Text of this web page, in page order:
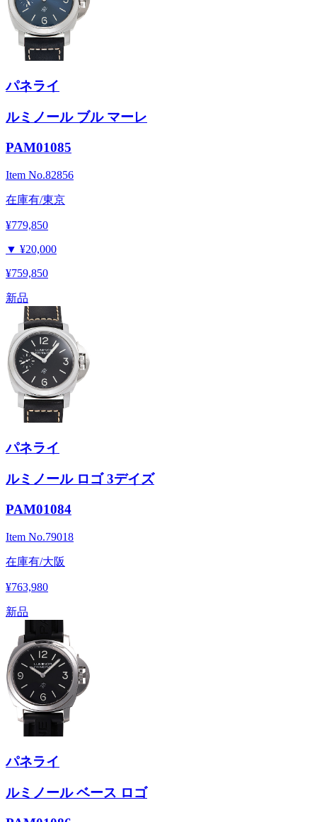
パネライ
ルミノール ブル マーレ
PAM01085
Item No.82856
在庫有/東京
¥779,850
▼ ¥20,000
¥759,850
新品
パネライ
ルミノール ロゴ 3デイズ
PAM01084
Item No.79018
在庫有/大阪
¥763,980
新品
パネライ
ルミノール ベース ロゴ